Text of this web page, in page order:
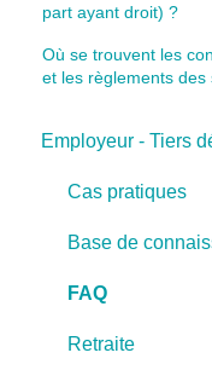
part ayant droit) ?
Où se trouvent les
et les règlements des
Employeur - Tiers
Cas pratiques
Base de
FAQ
Retraite